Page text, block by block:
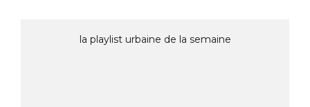
la playlist urbaine de la semaine